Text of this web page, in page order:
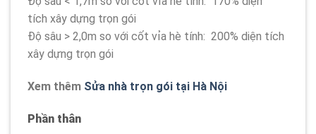
tích xây dựng trọn gói
Độ sâu > 2,0m so với cốt vỉa hè tính: 200% diện tích
xây dựng trọn gói
Xem thêm Sửa nhà trọn gói tại Hà Nội
Phần thân